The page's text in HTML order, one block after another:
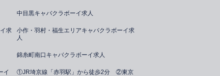
中目黒キャバクラボーイ求人
求
小作・羽村・福生エリアキャバクラボーイ求
人
錦糸町南口キャバクラボーイ求人
イ ①JR埼京線「赤羽駅」から徒歩2分 ②東京